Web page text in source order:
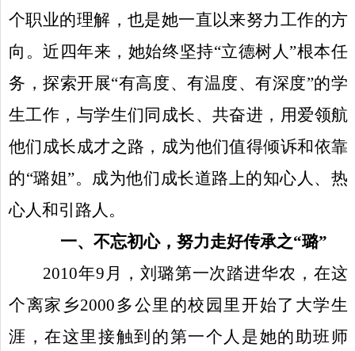
个职业的理解，也是她一直以来努力工作的方
向。近四年来，她始终坚持“立德树人”根本任
务，探索开展“有高度、有温度、有深度”的学
生工作，与学生们同成长、共奋进，用爱领航
他们成长成才之路，成为他们值得倾诉和依靠
的“璐姐”。成为他们成长道路上的知心人、热
心人和引路人。
一、不忘初心，努力走好传承之“璐”
2010年9 月，刘璐第一次踏进华农，在这
个离家乡2000多公里的校园里开始了大学生
涯，在这里接触到的第一个人是她的助班师